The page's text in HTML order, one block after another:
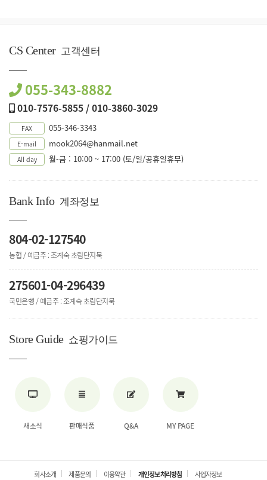
CS Center 고객센터
055-343-8882
010-7576-5855 / 010-3860-3029
FAX 055-346-3343
E-mail mook2064@hanmail.net
All day 월-금 : 10:00 ~ 17:00 (토/일/공휴일휴무)
Bank Info 계좌정보
804-02-127540
농협 / 예금주 : 조계숙 초림단지묵
275601-04-296439
국민은행 / 예금주 : 조계숙 초림단지묵
Store Guide 쇼핑가이드
새소식 판매식품 Q&A MY PAGE
회사소개 제품문의 이용약관 개인정보처리방침 사업자정보